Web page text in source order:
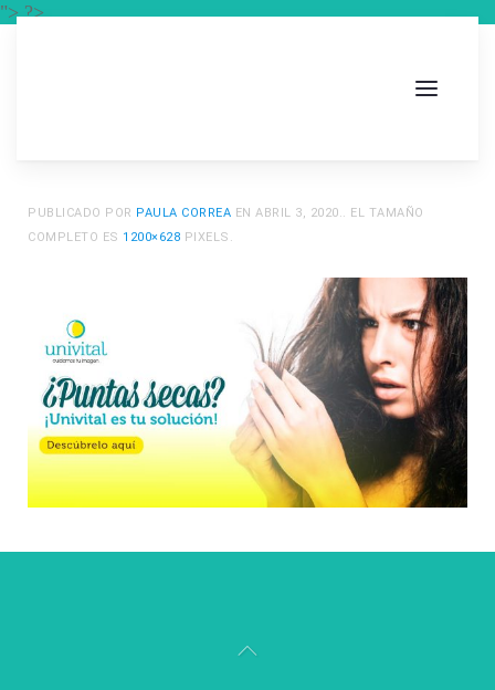
"> ?>
PUBLICADO POR PAULA CORREA EN ABRIL 3, 2020.. EL TAMAÑO
COMPLETO ES 1200×628 PIXELS.